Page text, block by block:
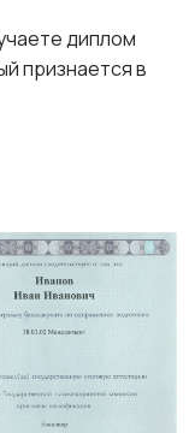
диплом
признается в